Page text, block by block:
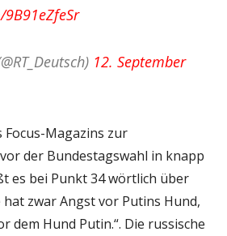
12. September
Focus-Magazins zur
der Bundestagswahl in knapp
es bei Punkt 34 wörtlich über
hat zwar Angst vor Putins Hund,
dem Hund Putin.“. Die russische